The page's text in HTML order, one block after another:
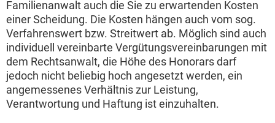
Familienanwalt auch die Sie zu erwartenden Kosten
einer Scheidung. Die Kosten hängen auch vom sog.
Verfahrenswert bzw. Streitwert ab. Möglich sind auch
individuell vereinbarte Vergütungsvereinbarungen mit
dem Rechtsanwalt, die Höhe des Honorars darf
jedoch nicht beliebig hoch angesetzt werden, ein
angemessenes Verhältnis zur Leistung,
Verantwortung und Haftung ist einzuhalten.